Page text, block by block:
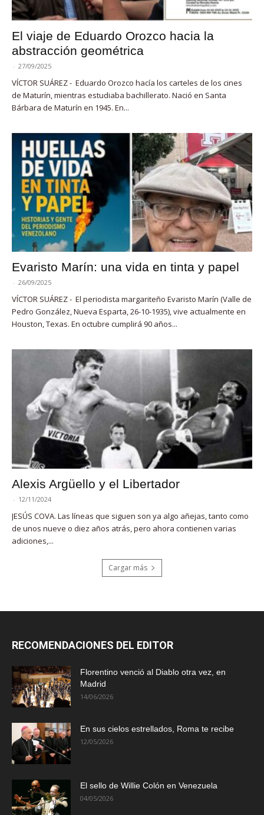
El viaje de Eduardo Orozco hacia la
abstracción geométrica
- 27/09/2025
VÍCTOR SUÁREZ - Eduardo Orozco hacía los carteles de los cines
de Maturín, mientras estudiaba bachillerato. Nació en Santa
Bárbara de Maturín en 1945. En...
Evaristo Marín: una vida en tinta y papel
- 26/09/2025
VÍCTOR SUÁREZ - El periodista margariteño Evaristo Marín (Valle de
Pedro González, Nueva Esparta, 26-10-1935), vive actualmente en
Houston, Texas. En octubre cumplirá 90 años...
Alexis Argüello y el Libertador
- 12/11/2024
JESÚS COVA. Las líneas que siguen son ya algo añejas, tanto como
de unos nueve o diez años atrás, pero ahora contienen varias
adiciones,...
Cargar más
RECOMENDACIONES DEL EDITOR
Florentino venció al Diablo otra vez, en
Madrid
14/06/2026
En sus cielos estrellados, Roma te recibe
12/05/2026
El sello de Willie Colón en Venezuela
04/05/2026